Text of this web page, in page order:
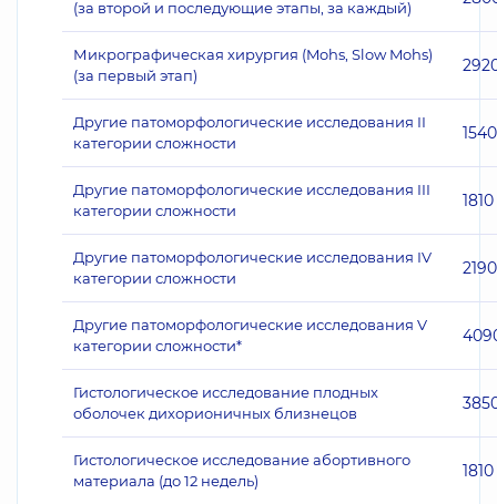
(за второй и последующие этапы, за каждый)
Микрографическая хирургия (Mohs, Slow Mohs)
(за первый этап)
Другие патоморфологические исследования II
категории сложности
1540
Другие патоморфологические исследования III
категории сложности
1810
Другие патоморфологические исследования IV
категории сложности
2190
Другие патоморфологические исследования V
категории сложности*
Гистологическое исследование плодных
оболочек дихорионичных близнецов
Гистологическое исследование абортивного
материала (до 12 недель)
1810